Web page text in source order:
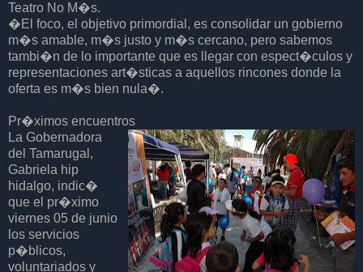
Teatro No M�s.
�El foco, el objetivo primordial, es consolidar un gobierno
m�s amable, m�s justo y m�s cercano, pero sabemos
tambi�n de lo importante que es llegar con espect�culos y
representaciones art�sticas a aquellos rincones donde la
oferta es m�s bien nula�.
Pr�ximos encuentros
La Gobernadora
del Tamarugal,
Gabriela hip
hidalgo, indic�
que el pr�ximo
viernes 05 de junio
los servicios
p�blicos,
voluntariados y